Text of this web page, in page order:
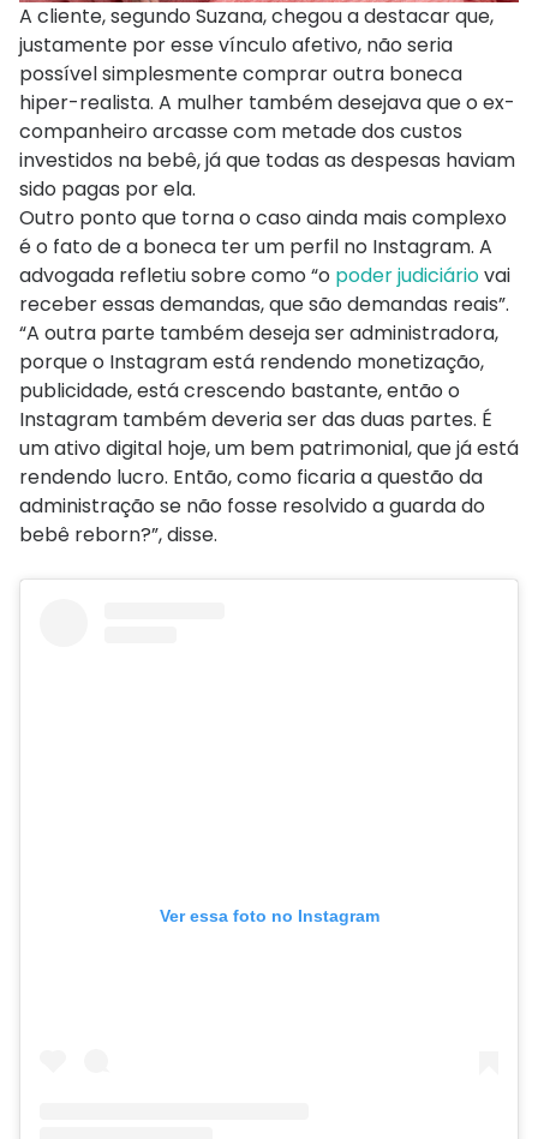
A cliente, segundo Suzana, chegou a destacar que,
justamente por esse vínculo afetivo, não seria
possível simplesmente comprar outra boneca
hiper-realista. A mulher também desejava que o ex-
companheiro arcasse com metade dos custos
investidos na bebê, já que todas as despesas haviam
sido pagas por ela.
Outro ponto que torna o caso ainda mais complexo
é o fato de a boneca ter um perfil no Instagram. A
advogada refletiu sobre como “o poder judiciáriovai
receber essas demandas, que são demandas reais”.
“A outra parte também deseja ser administradora,
porque o Instagram está rendendo monetização,
publicidade, está crescendo bastante, então o
Instagram também deveria ser das duas partes. É
um ativo digital hoje, um bem patrimonial, que já está
rendendo lucro. Então, como ficaria a questão da
administração se não fosse resolvido a guarda do
bebê reborn?”, disse.
Ver essa foto no Instagram